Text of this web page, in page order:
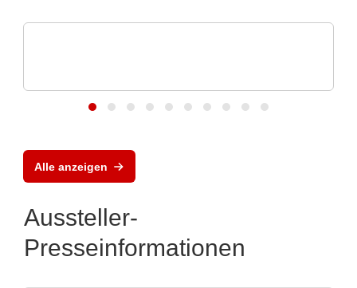
Alle anzeigen
Aussteller-
Presseinformationen